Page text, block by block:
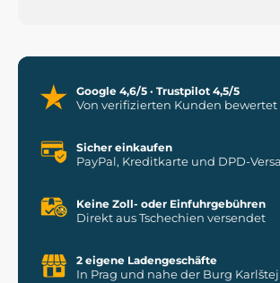
Google 4,6/5 · Trustpilot 4,5/5
Von verifizierten Kunden bewertet
Sicher einkaufen
PayPal, Kreditkarte und DPD-
Keine Zoll- oder Einfuhrgebühren
Direkt aus Tschechien versendet
2 eigene Ladengeschäfte
In Prag und nahe der Burg